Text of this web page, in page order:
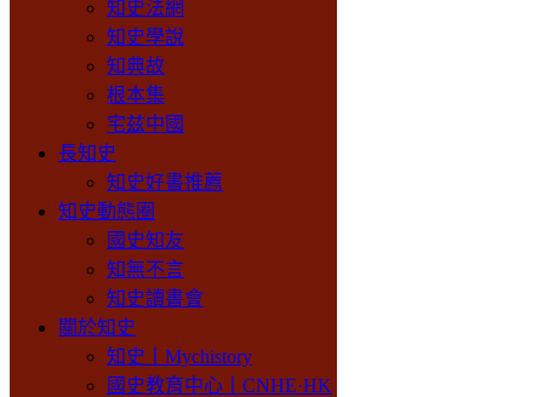
知史法網
知史學說
知典故
根本集
宅兹中國
長知史
知史好書推薦
知史動態圈
國史知友
知無不言
知史讀書會
關於知史
知史丨Mychistory
國史教育中心丨CNHE·HK